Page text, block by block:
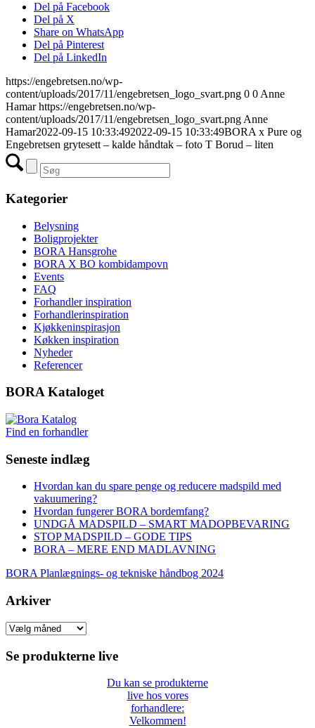
Del på Facebook
Del på X
Share on WhatsApp
Del på Pinterest
Del på LinkedIn
https://engebretsen.no/wp-
content/uploads/2017/11/engebretsen_logo_svart.png 0 0 Anne
Hamar https://engebretsen.no/wp-
content/uploads/2017/11/engebretsen_logo_svart.png Anne
Hamar2022-09-15 10:33:492022-09-15 10:33:49BORA x Pure og
Engebretsen grytesett – kalde håndtak – foto T Borud – liten
Kategorier
Belysning
Boligprojekter
BORA Hansgrohe
BORA X BO kombidampovn
Events
FAQ
Forhandler inspiration
Forhandlerinspiration
Kjøkkeninspirasjon
Køkken inspiration
Nyheder
Referencer
BORA Kataloget
Find en forhandler
Seneste indlæg
Hvordan kan du spare penge og reducere madspild med
vakuumering?
Hvordan fungerer BORA bordemfang?
UNDGÅ MADSPILD – SMART MADOPBEVARING
STOP MADSPILD – GODE TIPS
BORA – MERE END MADLAVNING
BORA Planlægnings- og tekniske håndbog 2024
Arkiver
Arkiver
Se produkterne live
Du kan se produkterne
live hos vores
forhandlere:
Velkommen!